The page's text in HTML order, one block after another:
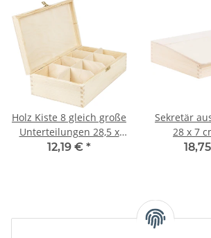
Holz Kiste 8 gleich große
Unterteilungen 28,5 x
16,5 x 8 cm
12,19 € *
Sekretär
28 x 7